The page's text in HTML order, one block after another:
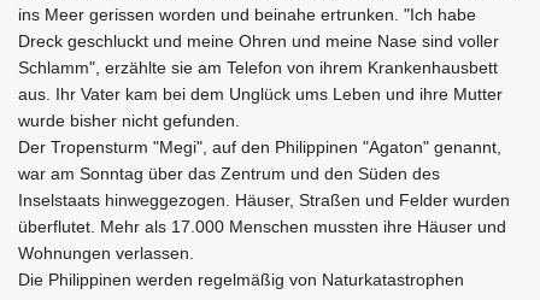
ins Meer gerissen worden und beinahe ertrunken. "Ich habe
Dreck geschluckt und meine Ohren und meine Nase sind voller
Schlamm", erzählte sie am Telefon von ihrem Krankenhausbett
aus. Ihr Vater kam bei dem Unglück ums Leben und ihre Mutter
wurde bisher nicht gefunden.
Der Tropensturm "Megi", auf den Philippinen "Agaton" genannt,
war am Sonntag über das Zentrum und den Süden des
Inselstaats hinweggezogen. Häuser, Straßen und Felder wurden
überflutet. Mehr als 17.000 Menschen mussten ihre Häuser und
Wohnungen verlassen.
Die Philippinen werden regelmäßig von Naturkatastrophen